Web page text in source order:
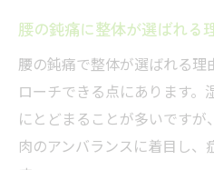
整体施術のステッ
腰の鈍痛に対する
整体で腰の張りを
腰痛に整体は向いてい
腰の鈍痛に整体が選ばれる
腰の鈍痛で整体が選ばれる
ローチできる点にあります。
にとどまることが多いです
肉のアンバランスに着目し、